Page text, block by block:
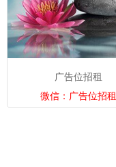
广告位招租
微信：广告位招租